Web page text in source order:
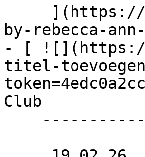
by-rebecca-
- [ ![](https://
titel-
Club